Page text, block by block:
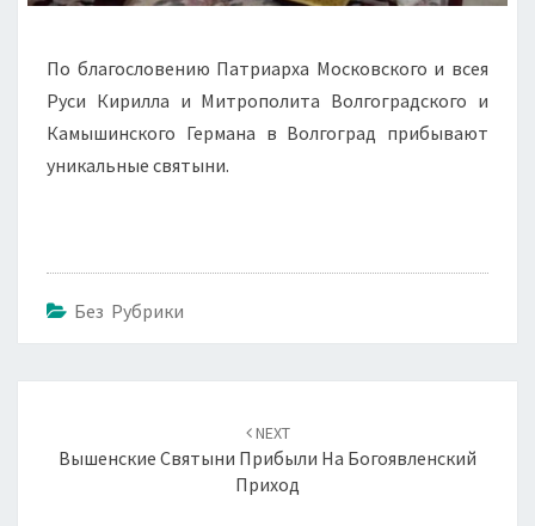
По благословению Патриарха Московского и всея
Руси Кирилла и Митрополита Волгоградского и
Камышинского Германа в Волгоград прибывают
уникальные святыни.
Без Рубрики
записям
NEXT
Вышенские Святыни Прибыли На Богоявленский
Приход